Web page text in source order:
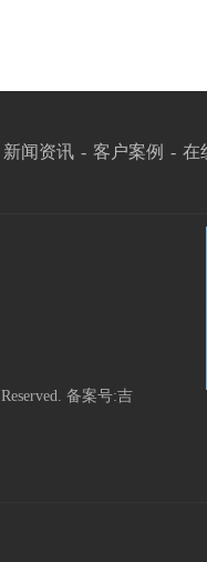
新闻资讯 - 客户案例 - 在
备案号:吉